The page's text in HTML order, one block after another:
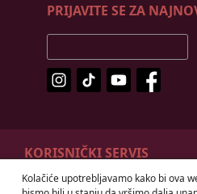
PRIJAVITE SE ZA
KORISNIČKI SERVIS
Odustanak od ugovora
Kolačiće upotrebljavamo kako bi ova